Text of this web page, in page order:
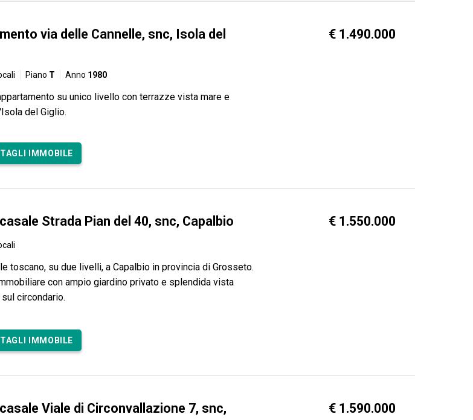
via delle Cannelle, snc, Isola del
Piano T Anno 1980
€ 1.490.000
su unico livello con terrazze vista mare e
del Giglio.
IMMOBILE
Strada Pian del 40, snc, Capalbio € 1.550.000
toscano, su due livelli, a Capalbio in provincia di Grosseto.
con ampio giardino privato e splendida vista
circondario.
IMMOBILE
Viale di Circonvallazione 7, snc,
€ 1.590.000